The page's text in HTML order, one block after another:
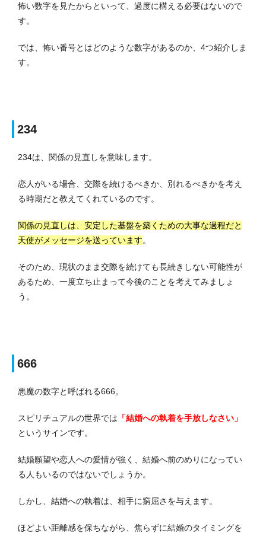
怖い数字を見たからといって、過度に構える必要はないので
す。
では、怖い番号とはどのような数字があるのか、4つ紹介しま
す。
234
234は、関係の見直しを意味します。
恋人がいる場合、交際を続けるべきか、別れるべきかを考え
る時期だと教えてくれているのです。
関係の見直しは、安定した基盤を築くための大事な過程だと
天使がメッセージを送っています。
そのため、現状のまま交際を続けても長続きしない可能性が
あるため、一度立ち止まって今後のことを考えてみましょ
う。
666
悪魔の数字と呼ばれる666。
スピリチュアルの世界では 「結婚への執着を手放しなさい」
というサインです。
結婚願望や恋人への愛情が強く、結婚へ前のめりになってい
る人もいるのではないでしょうか。
しかし、結婚への執着は、相手に窮屈さを与えます。
ほどよい距離感を保ちながら、焦らずに結婚のタイミングを